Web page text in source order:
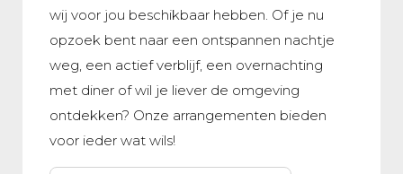
wij voor jou beschikbaar hebben. Of je nu
opzoek bent naar een ontspannen nachtje
weg, een actief verblijf, een overnachting
met diner of wil je liever de omgeving
ontdekken? Onze arrangementen bieden
voor ieder wat wils!